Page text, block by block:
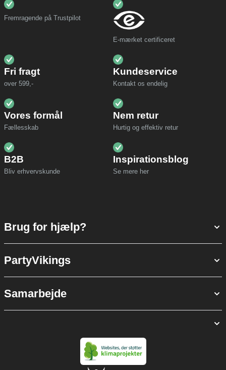
Fremragende på Trustpilot
E-mærket certificeret
Fri fragt
over 599,-
Kundeservice
Kontakt os endelig
Vores formål
Fællesskab
Nem retur
Hurtig og effektiv retur
B2B
Bliv erhvervskunde
Inspirationsblog
Se mere her
Brug for hjælp?
PartyVikings
Samarbejde